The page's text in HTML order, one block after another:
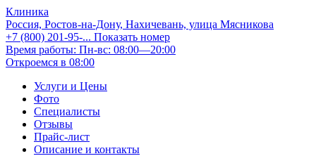
Клиника
Россия, Ростов-на-Дону, Нахичевань, улица Мясникова
+7 (800) 201-95-... Показать номер
Время работы: Пн-вс: 08:00—20:00
Откроемся в 08:00
Услуги и Цены
Фото
Специалисты
Отзывы
Прайс-лист
Описание и контакты